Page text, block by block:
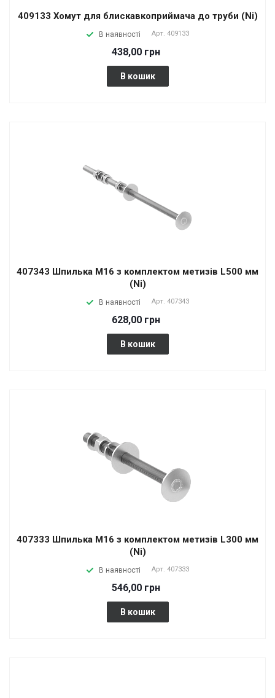
409133 Хомут для блискавкоприймача до труби (Ni)
В наявності Арт. 409133
438,00 грн
В кошик
407343 Шпилька М16 з комплектом метизів L500 мм
(Ni)
В наявності Арт. 407343
628,00 грн
В кошик
407333 Шпилька М16 з комплектом метизів L300 мм
(Ni)
В наявності Арт. 407333
546,00 грн
В кошик